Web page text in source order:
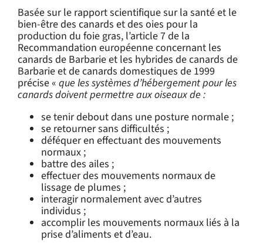
Basée sur le rapport scientifique sur la santé et le
bien-être des canards et des oies pour la
production du foie gras, l’article 7 de la
Recommandation européenne concernant les
canards de Barbarie et les hybrides de canards de
Barbarie et de canards domestiques de 1999
précise « que les systèmes d’hébergement pour les
canards doivent permettre aux oiseaux de :
se tenir debout dans une posture normale ;
se retourner sans difficultés ;
déféquer en effectuant des mouvements
normaux ;
battre des ailes ;
effectuer des mouvements normaux de
lissage de plumes ;
interagir normalement avec d’autres
individus ;
accomplir les mouvements normaux liés à la
prise d’aliments et d’eau.